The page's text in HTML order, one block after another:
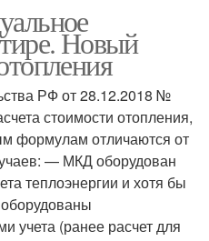
Автономное отопление
Печное отопление
Законы об отоплении
Новый
РФ от 28.12.2018 №
стоимости отопления,
формулам отличаются от
— МКД оборудован
теплоэнергии и хотя бы
учета (ранее расчет для